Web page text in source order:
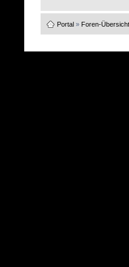
Portal » Foren-Übersicht